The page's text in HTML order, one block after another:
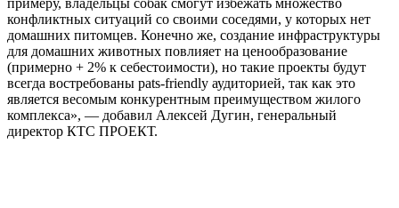
примеру, владельцы собак смогут избежать множество
конфликтных ситуаций со своими соседями, у которых нет
домашних питомцев. Конечно же, создание инфраструктуры
для домашних животных повлияет на ценообразование
(примерно + 2% к себестоимости), но такие проекты будут
всегда востребованы pats-friendly аудиторией, так как это
является весомым конкурентным преимуществом жилого
комплекса», — добавил Алексей Дугин, генеральный
директор КТС ПРОЕКТ.